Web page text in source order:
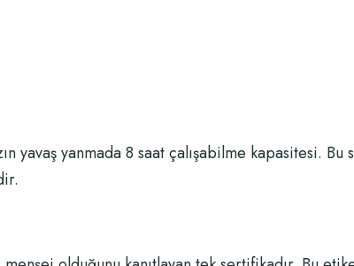
yavaş yanmada 8 saat çalışabilme kapasitesi.